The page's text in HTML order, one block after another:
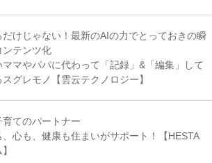
だけじゃない！最新のAIの力でとっておきの瞬
ンテンツ化
ママやパパに代わって「記録」&「編集」して
スグレモノ【雲云テクノロジー】
育てのパートナー
、心も、健康も住まいがサポート！【HESTA